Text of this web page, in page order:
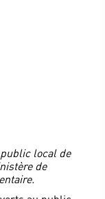
local de
de